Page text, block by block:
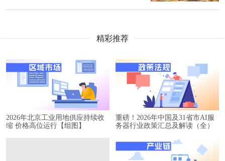
精彩推荐
2026年北京工业用地供应持续收
缩 价格高位运行【组图】
重磅！2026年中国及31省市AI服
务器行业政策汇总及解读（全）